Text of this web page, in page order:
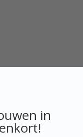
in